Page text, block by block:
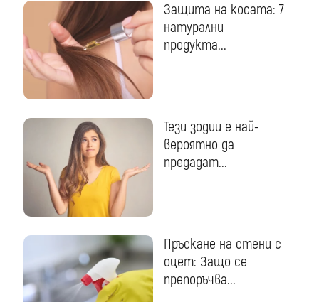
Защита на косата: 7
натурални
продукта...
Тези зодии е най-
вероятно да
предадат...
Пръскане на стени с
оцет: Защо се
препоръчва...